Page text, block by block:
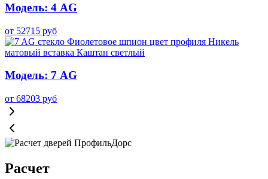
Модель: 4 AG
от 52715 руб
Модель: 7 AG
от 68203 руб
Расчет